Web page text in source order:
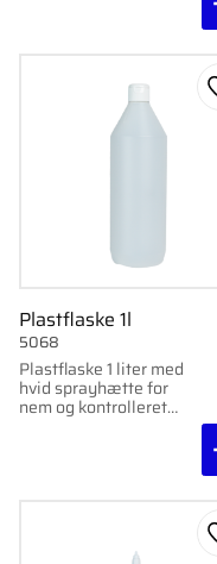
Plastflaske 1l
Plastflaske 1 liter med
hvid sprayhætte for
nem og kontrolleret
dosering.
5068